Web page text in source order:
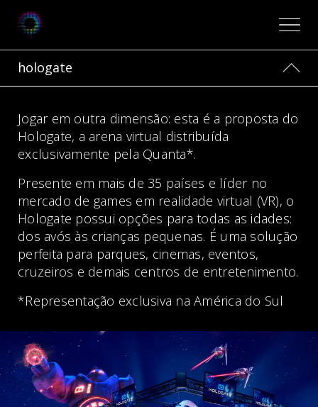
hologate
Jogar em outra dimensão: esta é a proposta do
Hologate, a arena virtual distribuída
exclusivamente pela Quanta*.
Presente em mais de 35 países e líder no
mercado de games em realidade virtual (VR), o
Hologate possui opções para todas as idades:
dos avós às crianças pequenas. É uma solução
perfeita para parques, cinemas, eventos,
cruzeiros e demais centros de entretenimento.
*Representação exclusiva na América do Sul